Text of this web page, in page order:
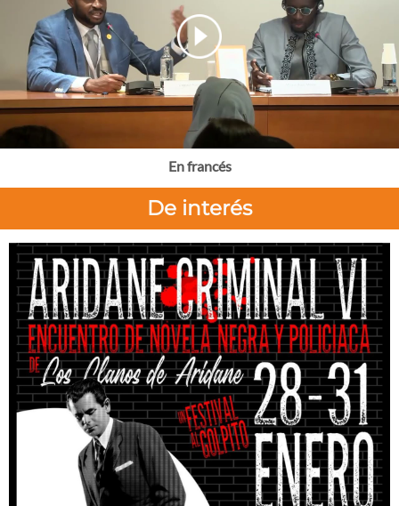
En francés
De interés